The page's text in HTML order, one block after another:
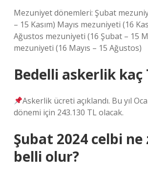
Mezuniyet dönemleri: Şubat
– 15 Kasım) Mayıs mezuniyeti (16
Ağustos mezuniyeti (16 Şubat – 15
mezuniyeti (16 Mayıs – 15 Ağustos)
Bedelli askerlik kaç
Askerlik ücreti açıklandı. Bu yıl
dönemi için 243.130 TL olacak.
Şubat 2024 celbi ne
belli olur?